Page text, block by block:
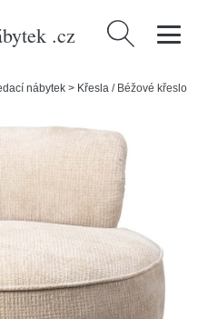
.cz Vyhledávání
nábytek > Křesla / Béžové křeslo